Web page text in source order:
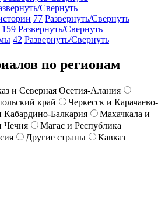
Свернуть
77 Развернуть/Свернуть
159 Развернуть/Свернуть
42 Развернуть/Свернуть
по регионам
и Северная Осетия-Алания
край
Черкесск и Карачаево-
Кабардино-Балкария
Махачкала и
Чечня
Магас и Республика
Другие страны
Кавказ